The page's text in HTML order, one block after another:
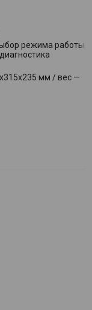
режима работы,
мм / вес —